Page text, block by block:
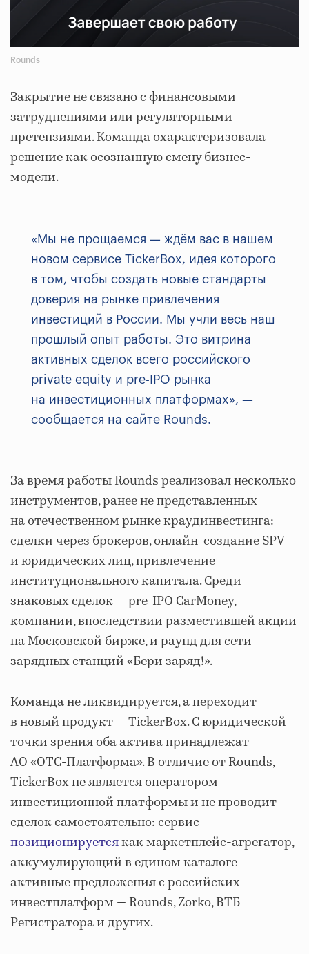
Rounds
Закрытие не связано с финансовыми
затруднениями или регуляторными
претензиями. Команда охарактеризовала
решение как осознанную смену бизнес-
модели.
«Мы не прощаемся — ждём вас в нашем
новом сервисе TickerBox, идея которого
в том, чтобы создать новые стандарты
доверия на рынке привлечения
инвестиций в России. Мы учли весь наш
прошлый опыт работы. Это витрина
активных сделок всего российского
private equity и pre-IPO рынка
на инвестиционных платформах», —
сообщается на сайте Rounds.
За время работы Rounds реализовал несколько
инструментов, ранее не представленных
на отечественном рынке краудинвестинга:
сделки через брокеров, онлайн-создание SPV
и юридических лиц, привлечение
институционального капитала. Среди
знаковых сделок — pre-IPO CarMoney,
компании, впоследствии разместившей акции
на Московской бирже, и раунд для сети
зарядных станций «Бери заряд!».
Команда не ликвидируется, а переходит
в новый продукт — TickerBox. С юридической
точки зрения оба актива принадлежат
АО «ОТС-Платформа». В отличие от Rounds,
TickerBox не является оператором
инвестиционной платформы и не проводит
сделок самостоятельно: сервис
позиционируетсякак маркетплейс-агрегатор,
аккумулирующий в едином каталоге
активные предложения с российских
инвестплатформ — Rounds, Zorko, ВТБ
Регистратора и других.